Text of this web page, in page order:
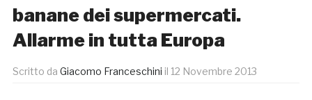
banane dei supermercati.
Allarme in tutta Europa
Scritto da Giacomo Franceschini il 12 Novembre 2013